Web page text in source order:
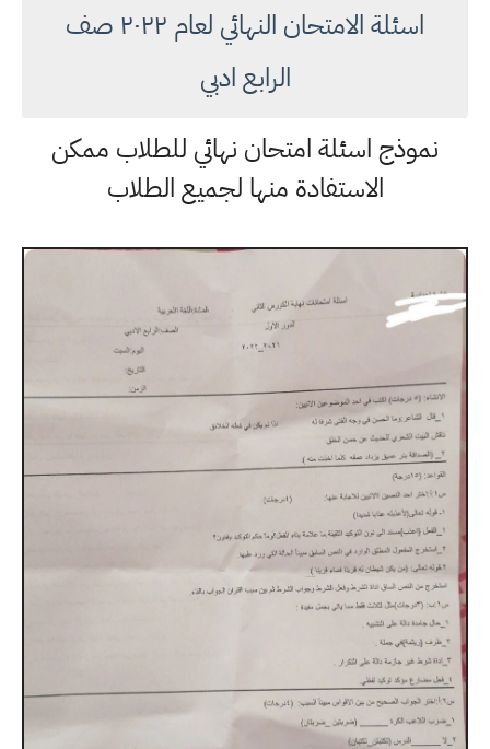
اسئلة الامتحان النهائي لعام ٢٠٢٢ صف
الرابع ادبي
نموذج اسئلة امتحان نهائي للطلاب ممكن
الاستفادة منها لجميع الطلاب